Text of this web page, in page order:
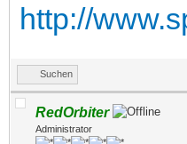
http://
Suchen
RedOrbiter
Administrator